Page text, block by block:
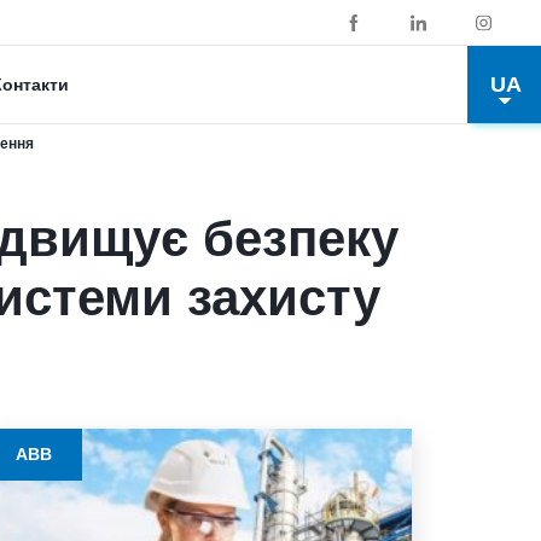
UA
безпеку
захисту
ABB